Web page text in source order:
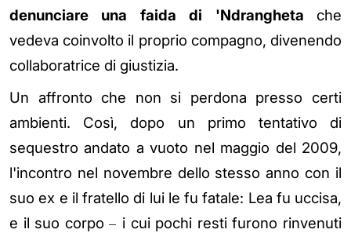
denunciare una faida di 'Ndrangheta che
vedeva coinvolto il proprio compagno, divenendo
collaboratrice di giustizia.
Un affronto che non si perdona presso certi
ambienti. Così, dopo un primo tentativo di
sequestro andato a vuoto nel maggio del 2009,
l'incontro nel novembre dello stesso anno con il
suo ex e il fratello di lui le fu fatale: Lea fu uccisa,
e il suo corpo– i cui pochi resti furono rinvenuti